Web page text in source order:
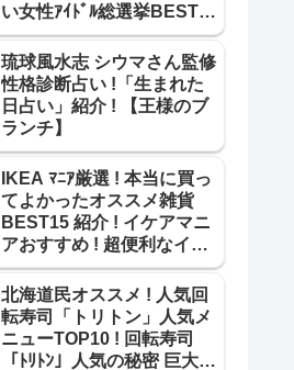
い女性ｱｲﾄﾞﾙ総選挙BEST20
! ~【1番だけが知ってい
る】
琉球風水志 シウマさん監修
性格診断占い !「生まれた
日占い」紹介 ! 【王様のブ
ランチ】
IKEA ﾏﾆｱ厳選 ! 本当に買っ
てよかったオススメ雑貨
BEST15 紹介 ! イケアマニ
アおすすめ ! 超便利なイケ
ア雑貨ﾍﾞｽﾄ15 !【ｻﾀﾃﾞｰﾌﾟﾗ
ｽ】
北海道民オススメ ! 人気回
転寿司「トリトン」人気メ
ニューTOP10 ! 回転寿司
「ﾄﾘﾄﾝ」人気の秘密 巨大寿